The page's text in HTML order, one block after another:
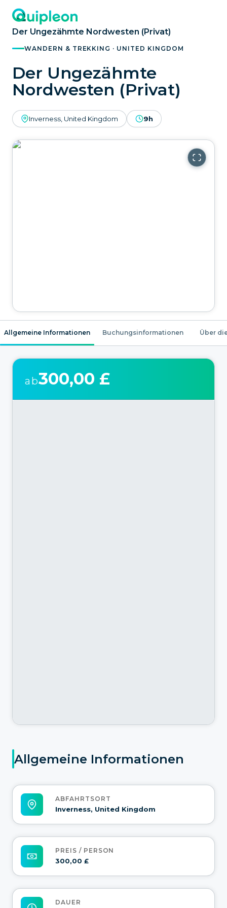
Der Ungezähmte Nordwesten (Privat)
WANDERN & TREKKING · UNITED KINGDOM
Der Ungezähmte
Nordwesten (Privat)
Inverness, United Kingdom 9h
Allgemeine Informationen Buchungsinformationen Über
Allgemeine Informationen
ABFAHRTSORT
Inverness, United Kingdom
PREIS / PERSON
300,00 £
DAUER
ab300,00 £